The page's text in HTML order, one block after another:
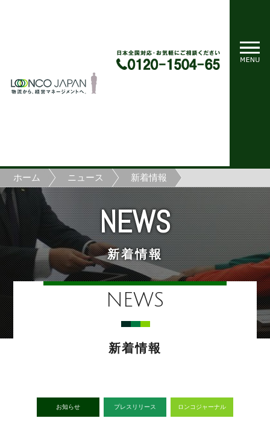
ホーム ニュース 新着情報
NEWS
新着情報
NEWS
新着情報
お知らせ プレスリリース ロンコジャーナル